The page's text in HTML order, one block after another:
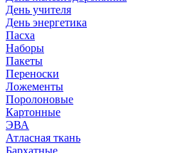
День учителя
День энергетика
Пасха
Наборы
Пакеты
Переноски
Ложементы
Поролоновые
Картонные
ЭВА
Атласная ткань
Бархатные